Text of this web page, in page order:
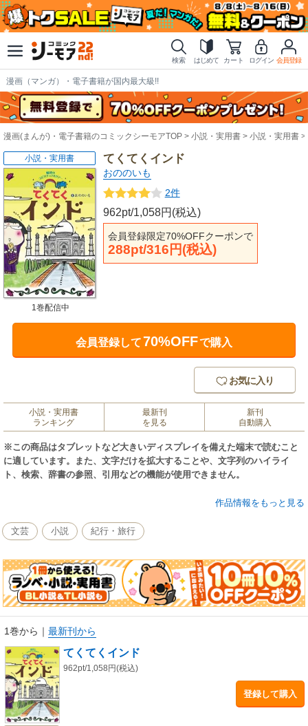
検索 はじめて カート ログイン 会員登録
漫画（マンガ）・電子書籍が国内最大級!!
漫画(まんが)・電子書籍のコミックシーモアTOP 小説・実用書 小説・実用書
てくてくインド
おののいも
2件
962pt/1,058円(税込)
会員登録限定70%OFFクーポンで
288pt/316円(税込)
小説・実用書
1巻配信中
会員登録して70%OFFで購入
お気に入り
小説・実用書
ランキング
最新刊
を見る
新刊
自動購入
※この商品はタブレットなど大きいディスプレイを備えた端末で読むこと
に適しています。また、文字だけを拡大することや、文字列のハイライ
ト、検索、辞書の参照、引用などの機能が使用できません。
三十路独身女、涙の開運ツアー。神々の地・インドで彼女に幸せはやって
もちろんグルメ＆ショッピングなど役立つ情報ももりだくさん!! 幸せにな
れるスピリチュアルスポット案内付き♪
作品情報をもっと見る
文芸 小説 紀行・旅行
1巻から ｜ 最新刊から
てくてくインド
962pt/1,058円(税込)
登録して購入